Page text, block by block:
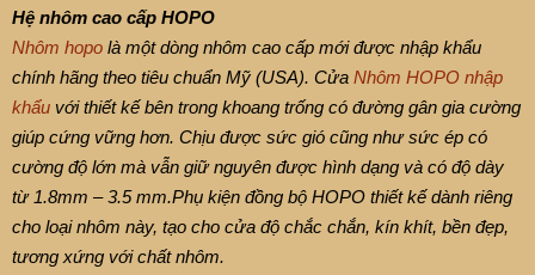
Hệ nhôm cao cấp HOPO
Nhôm hopo là một dòng nhôm cao cấp mới được nhập khẩu
chính hãng theo tiêu chuẩn Mỹ (USA). Cửa Nhôm HOPO nhập
khẩu với thiết kế bên trong khoang trống có đường gân gia cường
giúp cứng vững hơn. Chịu được sức gió cũng như sức ép có
cường độ lớn mà vẫn giữ nguyên được hình dạng và có độ dày
từ 1.8mm – 3.5 mm.Phụ kiện đồng bộ HOPO thiết kế dành riêng
cho loại nhôm này, tạo cho cửa độ chắc chắn, kín khít, bền đẹp,
tương xứng với chất nhôm.